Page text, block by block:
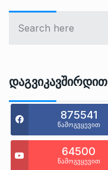
Დაგვიკავშირდით
875541
წამოგვყევით
64500
წამოგვყევით